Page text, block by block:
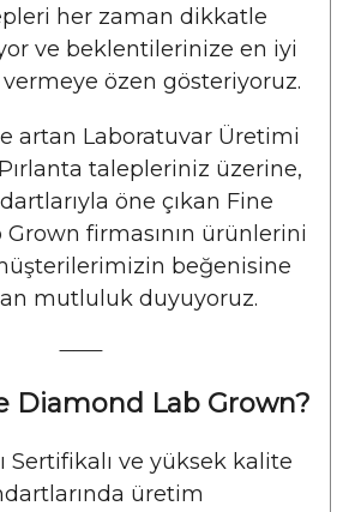
her zaman dikkatle
ve beklentilerinize en iyi
özen gösteriyoruz.
artan Laboratuvar Üretimi
talepleriniz üzerine,
öne çıkan Fine
firmasının ürünlerini
beğenisine
mutluluk duyuyoruz.
⸻
Diamond Lab Grown?
Sertifikalı ve yüksek kalite
üretim